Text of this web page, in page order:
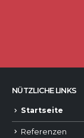
NÜTZLICHE LINKS
Startseite
Referenzen